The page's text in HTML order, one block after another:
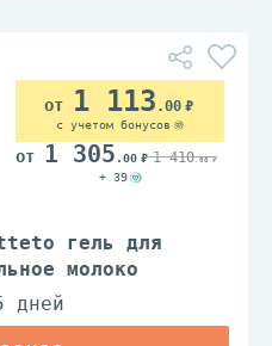
гель для
молоко
1 113 .00
с учетом бонусов
1 305 .00 1 410.00
+ 39